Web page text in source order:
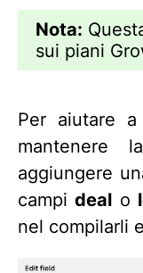
Nota:
sui piani
Per aiutare
mantenere
aggiungere
campideal o
nel compilarli